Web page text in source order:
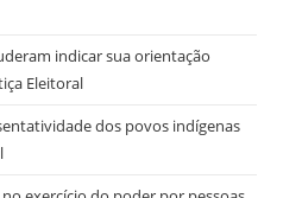
indicar sua orientação
Eleitoral
dos povos indígenas